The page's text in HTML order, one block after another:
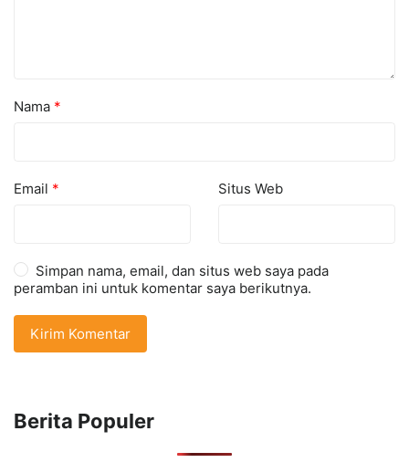
Nama *
Email * Situs Web
Simpan nama, email, dan situs web saya pada
peramban ini untuk komentar saya berikutnya.
Berita Populer